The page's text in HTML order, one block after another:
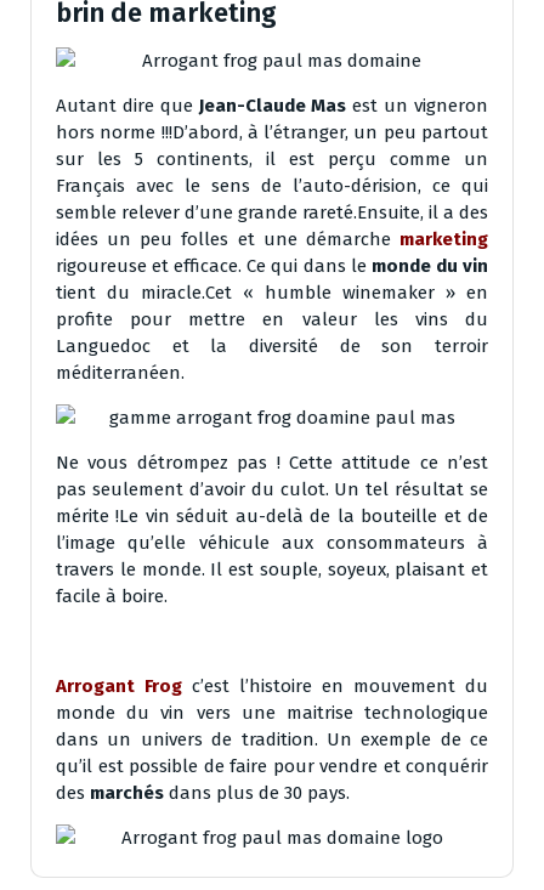
brin de marketing
Autant dire que Jean-Claude Mas est un vigneron
hors norme !!!D’abord, à l’étranger, un peu partout
sur les 5 continents, il est perçu comme un
Français avec le sens de l’auto-dérision, ce qui
semble relever d’une grande rareté.Ensuite, il a des
idées un peu folles et une démarche marketing
rigoureuse et efficace. Ce qui dans le monde du vin
tient du miracle.Cet « humble winemaker » en
profite pour mettre en valeur les vins du
Languedoc et la diversité de son terroir
méditerranéen.
Ne vous détrompez pas ! Cette attitude ce n’est
pas seulement d’avoir du culot. Un tel résultat se
mérite !Le vin séduit au-delà de la bouteille et de
l’image qu’elle véhicule aux consommateurs à
travers le monde. Il est souple, soyeux, plaisant et
facile à boire.
Arrogant Frog c’est l’histoire en mouvement du
monde du vin vers une maitrise technologique
dans un univers de tradition. Un exemple de ce
qu’il est possible de faire pour vendre et conquérir
des marchés dans plus de 30 pays.